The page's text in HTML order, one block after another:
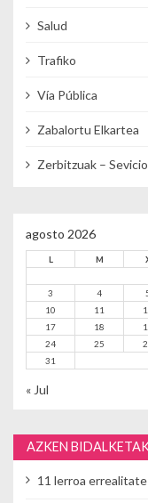
Salud
Trafiko
Vía Pública
Zabalortu Elkartea
Zerbitzuak –
agosto 2026
L M
3
4
10
11
17
18
24
25
31
« Jul
AZKEN
11 lerroa errealitate